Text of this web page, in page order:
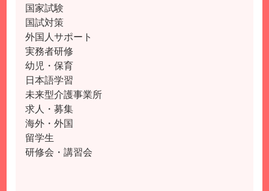
国家試験
国試対策
外国人サポート
実務者研修
幼児・保育
日本語学習
未来型介護事業所
求人・募集
海外・外国
留学生
研修会・講習会